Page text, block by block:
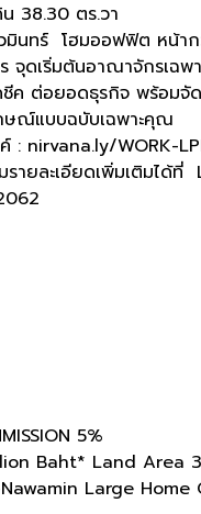
38.30 ตร.วา
มินทร์ โฮมออฟฟิต หน้า
จุดเริ่มต้นอาณาจักรเฉพ
ค ต่อยอดธุรกิจ พร้อมจัด
ษณ์แบบฉบับเฉพาะคุณ
: nirvana.ly/WORK-
รายละเอียดเพิ่มเติมไ
5%
Baht* Land Area
Nawamin Large